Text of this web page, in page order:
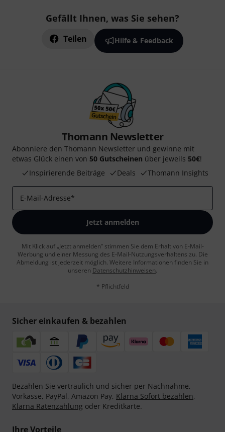
Gefällt Ihnen, was Sie sehen?
Teilen Hilfe & Feedback
Thomann Newsletter
Abonniere den Thomann Newsletter und gewinne mit
etwas Glück einen von 50 Gutscheinen über jeweils 50€!
Inspirierende Beiträge
Deals Thomann Insights
E-Mail-Adresse*
Jetzt anmelden
Mit Klick auf „Jetzt anmelden“ stimmen Sie dem Erhalt von E-Mail-
Werbung und einer Messung des E-Mail-Nutzungsverhaltens zu. Die
Abmeldung ist jederzeit möglich. Weitere Informationen finden Sie in
unseren Datenschutzhinweisen.
* Pflichtfeld
Sicher einkaufen & bezahlen
Bezahlen Sie vertraulich und sicher per Nachnahme,
Vorkasse, PayPal, Amazon Pay, Klarna Sofort bezahlen,
Klarna Ratenzahlung oder Kreditkarte.
Ihre Vorteile